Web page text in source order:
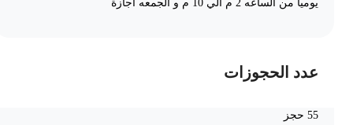
يوميا من الساعه 2 م الي 10 م و الجمعه اجازة
عدد الحجوزات